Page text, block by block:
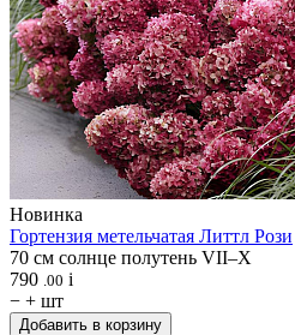
Новинка
Гортензия метельчатая Литтл Рози
70 см солнце полутень VII–X
790 .00 i
− + шт
Добавить в корзину